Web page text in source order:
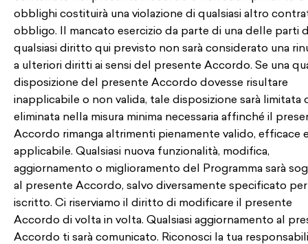
obblighi costituirà una violazione di qualsiasi altro
obbligo. Il mancato esercizio da parte di una delle parti
qualsiasi diritto qui previsto non sarà considerato una
a ulteriori diritti ai sensi del presente Accordo. Se una
disposizione del presente Accordo dovesse risultare
inapplicabile o non valida, tale disposizione sarà limitata
eliminata nella misura minima necessaria affinché il
Accordo rimanga altrimenti pienamente valido, efficace
applicabile. Qualsiasi nuova funzionalità, modifica,
aggiornamento o miglioramento del Programma sarà
al presente Accordo, salvo diversamente specificato per
iscritto. Ci riserviamo il diritto di modificare il presente
Accordo di volta in volta. Qualsiasi aggiornamento al
Accordo ti sarà comunicato. Riconosci la tua